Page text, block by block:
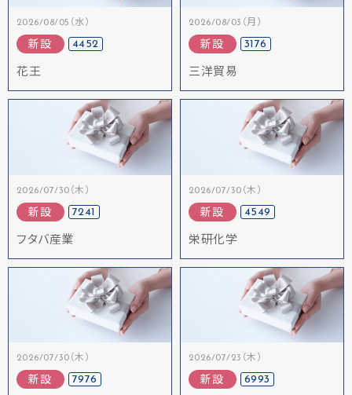
2026/08/05（水）
新設 4452
花王
2026/08/03（月）
新設 3176
三洋貿易
2026/07/30（木）
新設 7241
フタバ産業
2026/07/30（木）
新設 4549
栄研化学
2026/07/30（木）
新設 7976
2026/07/23（木）
新設 6993